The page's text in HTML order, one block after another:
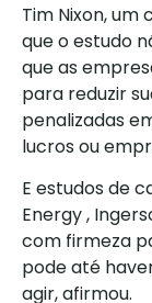
Tim Nixon, um
que o estudo
que as
para reduzir
penalizadas
lucros ou
E estudos de
Energy ,
com firmeza
pode até
agir, afirmou.